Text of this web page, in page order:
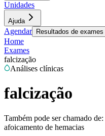
Unidades
Ajuda
Agendar Resultados de exames
Home
Exames
falcização
Análises clínicas
falcização
Também pode ser chamado de:
afoicamento de hemacias